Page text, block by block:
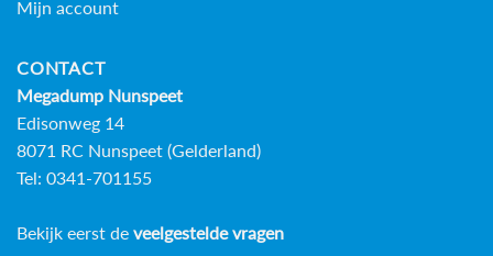
Mijn account
CONTACT
Megadump Nunspeet
Edisonweg 14
8071 RC Nunspeet (Gelderland)
Tel: 0341-701155
Bekijk eerst de veelgestelde vragen